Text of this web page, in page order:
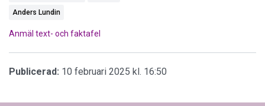
Anders Lundin
Anmäl text- och faktafel
Publicerad: 10 februari 2025 kl. 16:50